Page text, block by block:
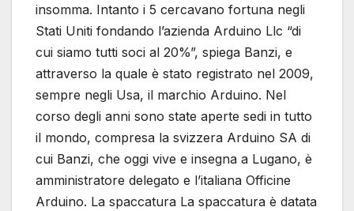
insomma. Intanto i 5 cercavano fortuna negli
Stati Uniti fondando l’azienda Arduino Llc “di
cui siamo tutti soci al 20%”, spiega Banzi, e
attraverso la quale è stato registrato nel 2009,
sempre negli Usa, il marchio Arduino. Nel
corso degli anni sono state aperte sedi in tutto
il mondo, compresa la svizzera Arduino SA di
cui Banzi, che oggi vive e insegna a Lugano, è
amministratore delegato e l’italiana Officine
Arduino. La spaccatura La spaccatura è datata